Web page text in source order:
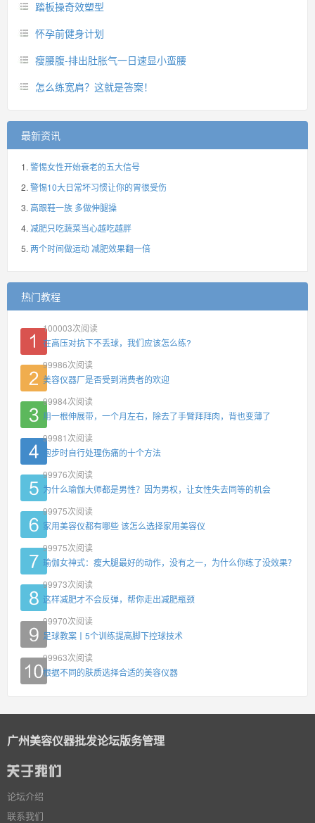
踏板操奇效塑型
怀孕前健身计划
瘦腰腹-排出肚胀气一日速显小蛮腰
怎么练宽肩？这就是答案！
最新资讯
警惕女性开始衰老的五大信号
警惕10大日常坏习惯让你的胃很受伤
高跟鞋一族 多做伸腿操
减肥只吃蔬菜当心越吃越胖
两个时间做运动 减肥效果翻一倍
热门教程
100003次阅读
在高压对抗下不丢球，我们应该怎么练?
99986次阅读
美容仪器厂是否受到消费者的欢迎
99984次阅读
用一根伸展带，一个月左右，除去了手臂拜拜肉，背也变薄了
99981 次阅读
跑步时自行处理伤痛的十个方法
99976次阅读
为什么瑜伽大师都是男性？因为男权，让女性失去同等的机会
99975次阅读
家用美容仪都有哪些 该怎么选择家用美容仪
99975次阅读
瑜伽女神式：瘦大腿最好的动作，没有之一，为什么你练了没效果？
99973次阅读
这样减肥才不会反弹，帮你走出减肥瓶颈
99970次阅读
足球教案丨5个训练提高脚下控球技术
99963次阅读
根据不同的肤质选择合适的美容仪器
广州美容仪器批发论坛版务管理
论坛介绍
联系我们